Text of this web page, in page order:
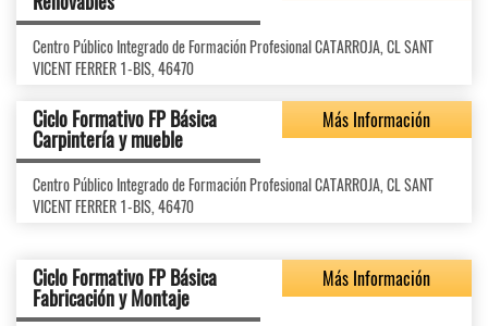
Centro Público Integrado de Formación Profesional CATARROJA, CL SANT
VICENT FERRER 1-BIS, 46470
Ciclo Formativo FP Básica
Carpintería y mueble
Más Información
Centro Público Integrado de Formación Profesional CATARROJA, CL SANT
VICENT FERRER 1-BIS, 46470
Ciclo Formativo FP Básica
Fabricación y Montaje
Más Información